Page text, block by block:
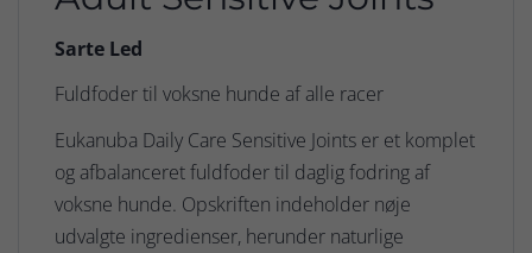
Sarte Led
Fuldfoder til voksne hunde af alle racer
Eukanuba Daily Care Sensitive Joints er et komplet
og afbalanceret fuldfoder til daglig fodring af
voksne hunde. Opskriften indeholder nøje
udvalgte ingredienser, herunder naturlige